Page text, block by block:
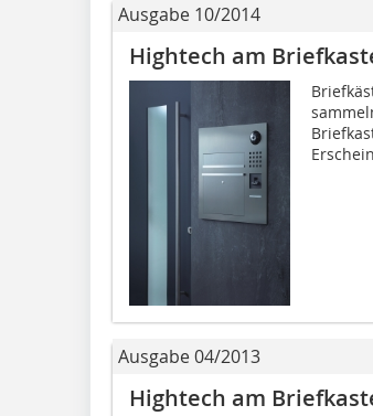
Ausgabe 10/2014
Hightech am
Ausgabe 04/2013
Hightech am